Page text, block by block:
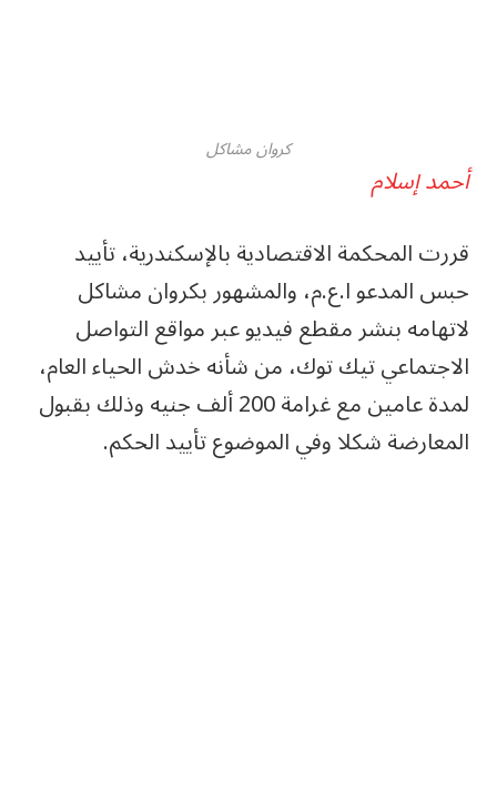
كروان مشاكل
أحمد إسلام
قررت المحكمة الاقتصادية بالإسكندرية، تأييد
حبس المدعو ا.ع.م، والمشهور بكروان مشاكل
لاتهامه بنشر مقطع فيديو عبر مواقع التواصل
الاجتماعي تيك توك، من شأنه خدش الحياء العام،
لمدة عامين مع غرامة 200 ألف جنيه وذلك بقبول
المعارضة شكلا وفي الموضوع تأييد الحكم.